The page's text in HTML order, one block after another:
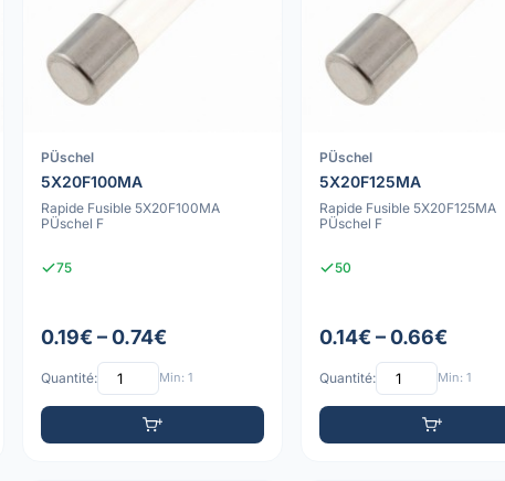
PÜschel
5X20F100MA
Rapide Fusible 5X20F100MA
PÜschel F
75
0.19€ – 0.74€
Quantité: Min: 1
PÜschel
5X20F125MA
Rapide Fusible 5X20F125MA
PÜschel F
50
0.14€ – 0.66€
Quantité: Min: 1